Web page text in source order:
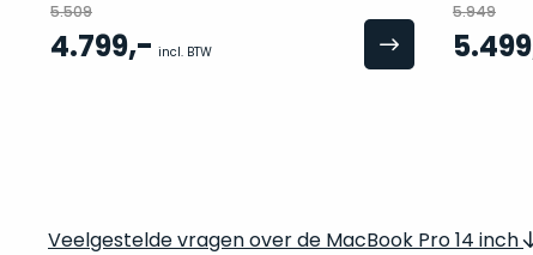
5.509
4.799,- incl. BTW
5.949
5.499
Veelgestelde vragen over de MacBook Pro 14 inch